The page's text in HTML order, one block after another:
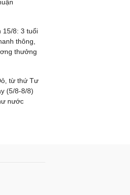
15/8: 3 tuổi
thông,
thưởng
từ thứ Tư
(5/8-8/8)
nước